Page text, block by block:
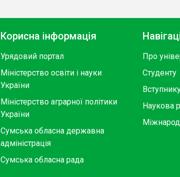
Корисна інформація
Урядовий портал
Міністерство освіти і науки
України
Міністерство аграрної політики
України
Сумська обласна державна
адміністрація
Сумська обласна рада
Про
Студенту
Наукова